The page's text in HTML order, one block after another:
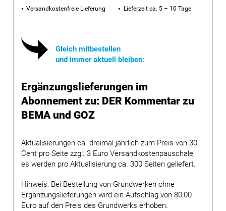
Versandkostenfreie Lieferung Lieferzeit ca. 5 – 10 Tage
Gleich mitbestellen
und immer aktuell bleiben:
Ergänzungslieferungen im
Abonnement zu: DER Kommentar zu
BEMA und GOZ
Aktualisierungen ca. dreimal jährlich zum Preis von 30
Cent pro Seite zzgl. 3 Euro Versandkostenpauschale,
es werden pro Aktualisierung ca. 300 Seiten geliefert.
Hinweis: Bei Bestellung von Grundwerken ohne
Ergänzungslieferungen wird ein Aufschlag von 80,00
Euro auf den Preis des Grundwerks erhoben.